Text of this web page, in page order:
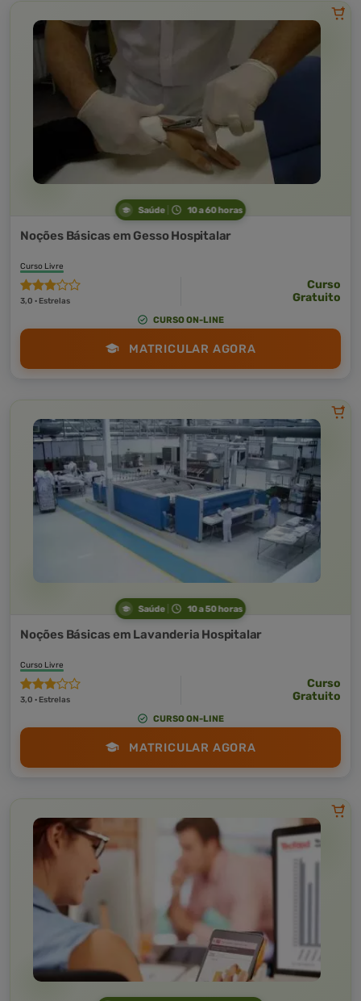
Saúde 10 a 60 horas
Noções Básicas em Gesso Hospitalar
Curso Livre
3,0 · Estrelas
Curso
Gratuito
CURSO ON-LINE
MATRICULAR AGORA
Saúde 10 a 50 horas
Noções Básicas em Lavanderia Hospitalar
Curso Livre
3,0 · Estrelas
Curso
Gratuito
CURSO ON-LINE
MATRICULAR AGORA